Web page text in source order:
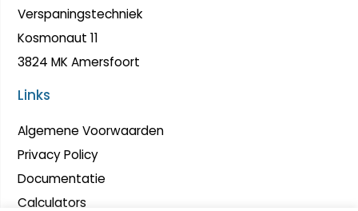
Verspaningstechniek
Kosmonaut 11
3824 MK Amersfoort
Links
Algemene Voorwaarden
Privacy Policy
Documentatie
Calculators